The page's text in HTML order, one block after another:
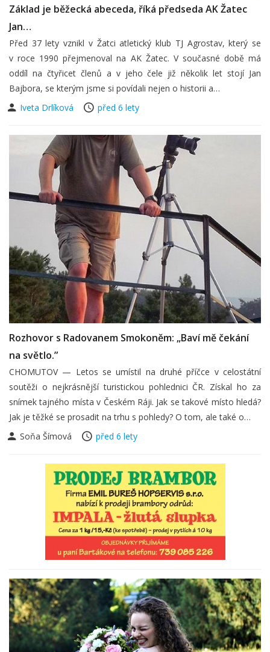
Základ je běžecká abeceda, říká předseda AK Žatec
Jan…
Před 37 lety vznikl v Žatci atletický klub TJ Agrostav, který se
v roce 1990 přejmenoval na AK Žatec. V současné době má
oddíl na čtyřicet členů a v jeho čele již několik let stojí Jan
Bajbora, se kterým jsme si povídali nejen o historii a…
Iveta Drlíková
před 6 lety
Rozhovor s Radovanem Smokoněm: „Baví mě čekání
na světlo.”
CHOMUTOV — Letos se umístil na druhé příčce v celostátní
soutěži o nejkrásnější turistickou pohlednici ČR. Získal ho za
snímek tajného místa v Českém Ráji. Jak se takové místo hledá?
Jak je těžké se prosadit na trhu s pohledy? O tom, ale také o…
Soňa Šímová
před 6 lety